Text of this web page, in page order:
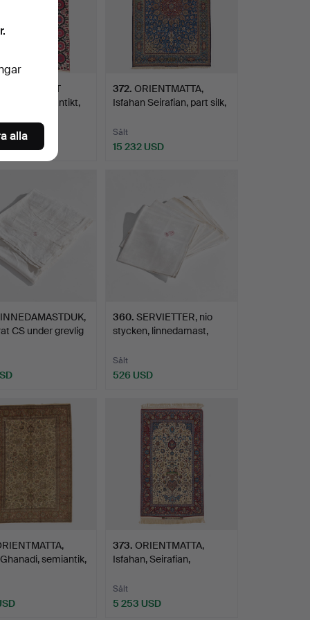
Suzani, antikt,
372. ORIENTMATTA,
Isfahan Seirafian, part silk,
Sålt
15 232 USD
CS under grevlig
360. SERVIETTER, nio
stycken, linnedamast,
Sålt
526 USD
semiantik,
373. ORIENTMATTA,
Isfahan, Seirafian,
Sålt
5 253 USD
alla